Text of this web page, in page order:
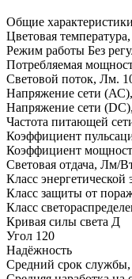
Общие характеристики
Цветовая
Режим работы Без
Потребляемая
Световой поток, Лм.
Напряжение сети
Напряжение сети
Частота питающей
Коэффициент
Коэффициент
Световая отдача, Лм/
Класс энергетической
Класс защиты от
Класс
Кривая силы света Д
Угол 120
Надёжность
Средний срок службы,